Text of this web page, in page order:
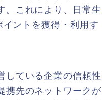
。これにより、日常生
ントを獲得・利用す
している企業の信頼性
携先のネットワークが